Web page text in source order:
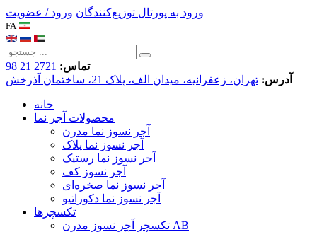
ورود به پورتال توزیع‌کنندگان ورود / عضویت
FA
تماس:2721 21 98+
آدرس: تهران، زعفرانیه، میدان الف، پلاک 21، ساختمان آذرخش
خانه
محصولات آجر نما
آجر نسوز نما مدرن
آجر نسوز نما پلاک
آجر نسوز نما رستیک
آجر نسوز کف
آجر نسوز نما صخره‌ای
آجر نسوز نما دکوراتیو
تکسچرها
تکسچر آجر نسوز مدرن AB